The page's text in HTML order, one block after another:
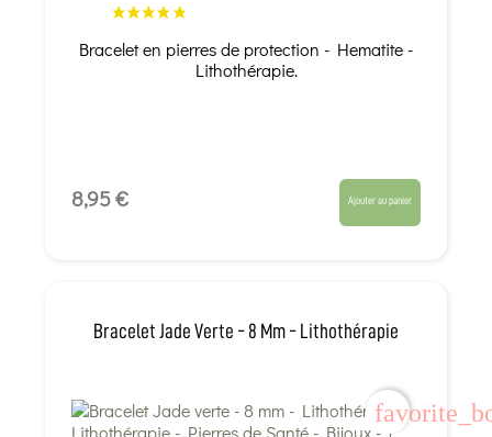
Bracelet en pierres de protection - Hematite -
Lithothérapie.
8,95 € Ajouter au panier
Bracelet Jade Verte - 8 Mm - Lithothérapie